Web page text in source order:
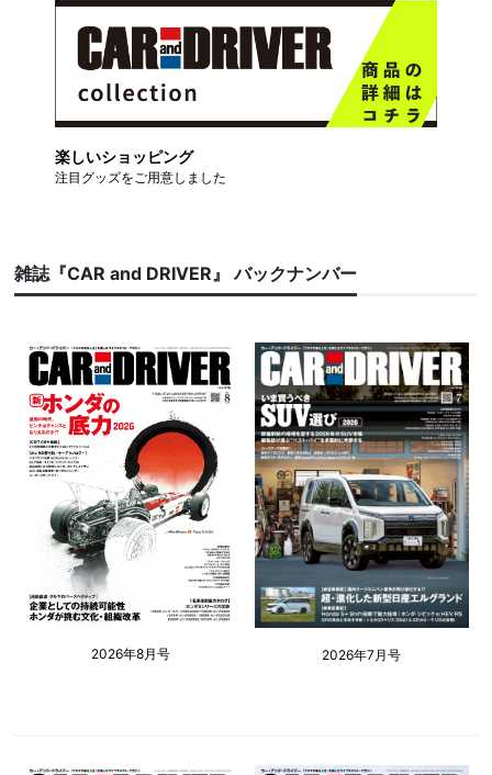
楽しいショッピング
注目グッズをご用意しました
雑誌『CAR and DRIVER』 バックナンバー
2026年8月号 2026年7月号